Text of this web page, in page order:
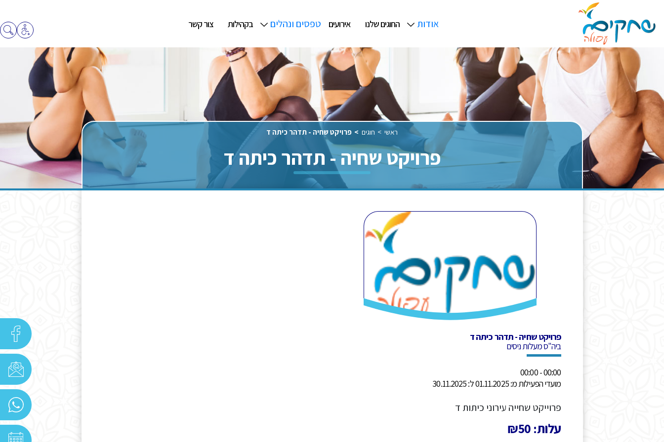
אודות החוגים שלנו אירועים טפסים ונהלים בקהילות צור קשר
ראשי חוגים פרויקט שחיה - תדהר כיתה ד
פרויקט שחיה - תדהר כיתה ד
פרויקט שחיה - תדהר כיתה ד
ביה"ס מעלות ניסים
00:00 - 00:00
מועדי הפעילות מ: 01.11.2025 ל: 30.11.2025
פרוייקט שחייה עירוני כיתות ד
עלות: ₪50